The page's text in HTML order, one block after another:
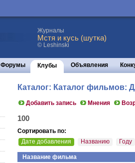
Журналы
Мстя и кусь (шутка)
© Leshinski
Форумы Клубы Объявления
Каталог: Каталог фильмов:
Добавить запись Мнения
100
Сортировать по:
Дате добавления
Названию Году
Название фильма